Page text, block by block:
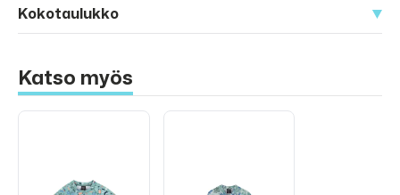
Kokotaulukko
Katso myös